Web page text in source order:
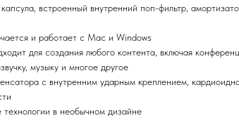
встроенный внутренний поп-фильтр,
и работает с Mac и Windows
для создания любого контента, включая
музыку и многое другое
с внутренним ударным креплением,
в необычном дизайне